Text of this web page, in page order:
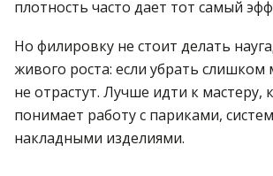
плотность часто дает тот самый
Но филировку не стоит делать
живого роста: если убрать слишком
не отрастут. Лучше идти к мастеру,
понимает работу с париками,
накладными изделиями.